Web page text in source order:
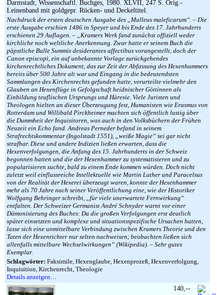
Darmstadt, Wissenschaftl. Buchges, 1980. XLVII, 247 S. Orig.-
Leinenband mit goldgepr. Rücken- und Deckeltitel.
Nachdruck der ersten deutschen Ausgabe des „Malleus maleficarum“. – Die
erste Ausgabe erschien 1486 in Speyer und bis Ende des 17. Jahrhunderts
erschienen 29 Auflagen. – „Kramers Werk fand zunächst offiziell weder
kirchliche noch weltliche Anerkennung. Zwar hatte er seinem Buch die
päpstliche Bulle Summis desiderantes affectibus vorangestellt, doch der
Canon episcopi, ein auf unbekannte Vorlage zurückgehendes
kirchenrechtliches Dokument, das zur Zeit der Abfassung des Hexenhammers
bereits über 500 Jahre alt war und Eingang in die bedeutendsten
Sammlungen des Kirchenrechts gefunden hatte, verurteilte vielmehr den
Glauben an Hexenflüge in Gefolgschaft heidnischer Göttinnen als
Einbildung teuflischen Ursprungs und Häresie. Viele Juristen und
Theologen hielten an dieser Überzeugung fest, Humanisten wie Erasmus von
Rotterdam und Willibald Pirckheimer machten sich öffentlich lustig über
die Dummheit der Inquisitoren, was auch in den Volksbüchern der Frühen
Neuzeit ein Echo fand. Andreas Perneder befand in seinem
Strafrechtskommentar (Ingolstadt 1551), „weiße Magie“ sei gar nicht
strafbar. Diese und andere Indizien ließen erwarten, dass die
Hexenverfolgungen, die Anfang des 15. Jahrhunderts in der Schweiz
begonnen hatten und die der Hexenhammer zu systematisieren und zu
popularisieren suchte, bald zu einem Ende kommen würden. Doch nicht
zuletzt weil einflussreiche Intellektuelle wie Martin Luther und Paracelsus
von der Realität der Hexerei überzeugt waren, konnte der Hexenhammer
mehr als 70 Jahre nach seiner Veröffentlichung eine, wie der Historiker
Wolfgang Behringer schreibt, „für viele unerwartete Fernwirkung“
entfalten. Der Schweizer Germanist André Schnyder warnt vor einer
Dämonisierung des Buches: Da die großen Verfolgungen erst deutlich
später einsetzten und komplexe und situationsspezifische Ursachen hatten,
lasse sich eine unmittelbare Verbindung zwischen Kramers Theorie und den
Taten der Hexenrichter nur selten nachweisen; beobachten ließen sich
allenfalls mittelbare Wechselwirkungen“ (Wikipedia). – Sehr gutes
Exemplar.
Schlagwörter: Faksimile, Hexenglaube, Hexenprozeß, Hexenverfolgung,
Inquisition, Kirchenrecht, Theologie
Details anzeigen…
140,--